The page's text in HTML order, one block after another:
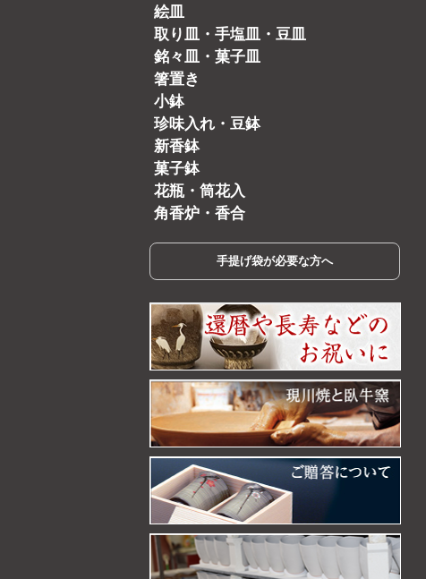
絵皿
取り皿・手塩皿・豆皿
銘々皿・菓子皿
箸置き
小鉢
珍味入れ・豆鉢
新香鉢
菓子鉢
花瓶・筒花入
角香炉・香合
手提げ袋が必要な方へ